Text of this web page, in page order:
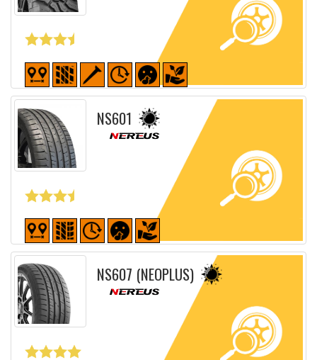
Fiche détaillée
NS601
Fiche détaillée
NS607 (NEOPLUS)